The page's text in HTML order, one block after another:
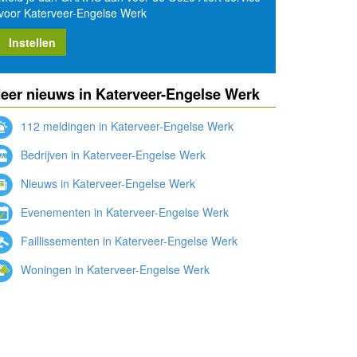
Katerveer-Engelse Werk
Instellen
nieuws in Katerveer-Engelse Werk
112 meldingen in Katerveer-Engelse Werk
Bedrijven in Katerveer-Engelse Werk
Nieuws in Katerveer-Engelse Werk
Evenementen in Katerveer-Engelse Werk
Faillissementen in Katerveer-Engelse Werk
Woningen in Katerveer-Engelse Werk